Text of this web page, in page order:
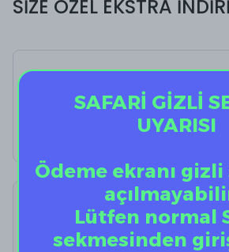
SİZE ÖZEL EKSTRA
%40
₺ 12.50 ₺ 7.50
AirPods Kulaklık
Temizleyici
SAFARİ GİZLİ
UYARISI
Ödeme ekranı
Lütfen normal
sekmesinden